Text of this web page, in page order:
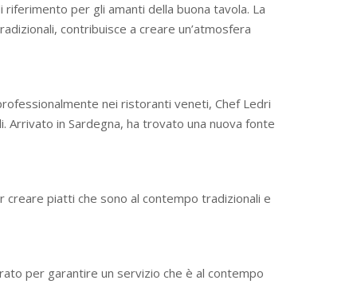
per gli amanti della buona tavola. La
contribuisce a creare un’atmosfera
nei ristoranti veneti, Chef Ledri
Arrivato in Sardegna, ha trovato una nuova fonte
creare piatti che sono al contempo tradizionali e
per garantire un servizio che è al contempo